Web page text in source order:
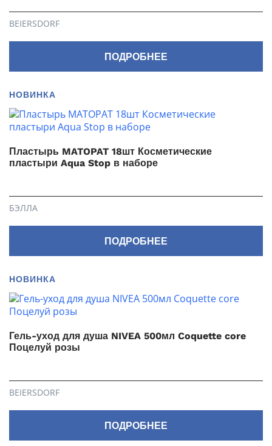
BEIERSDORF
ПОДРОБНЕЕ
НОВИНКА
Пластырь MATOPAT 18шт Косметические
пластыри Aqua Stop в наборе
БЭЛЛА
ПОДРОБНЕЕ
НОВИНКА
Гель-уход для душа NIVEA 500мл Coquette core
Поцелуй розы
BEIERSDORF
ПОДРОБНЕЕ